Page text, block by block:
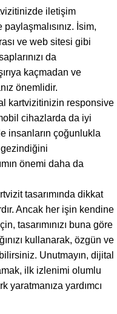
iletişim
İsim,
ve web sitesi gibi
da
kaçmadan ve
önemlidir.
kartvizitinizin responsive
cihazlarda da iyi
insanların çoğunlukla
gezindiğini
önemi daha da
tasarımında dikkat
Ancak her işin kendine
tasarımınızı buna göre
kullanarak, özgün ve
Unutmayın, dijital
ilk izlenimi olumlu
yardımcı